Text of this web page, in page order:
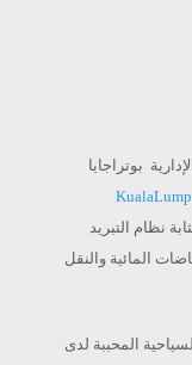
بوتراجايا
نظام التبريد
المائية والنقل
المحببة لدى